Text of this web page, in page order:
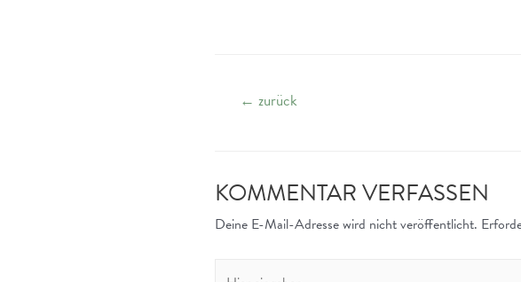
Beitrags-
← zurück
KOMMENTAR VERFASSEN
Deine E-Mail-Adresse wird nicht veröffentlicht.